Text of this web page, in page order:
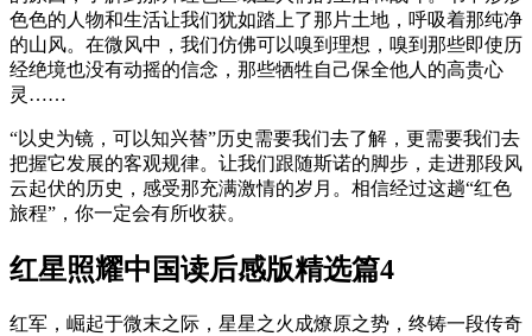
色色的人物和生活让我们犹如踏上了那片土地，呼吸着那纯净
的山风。在微风中，我们仿佛可以嗅到理想，嗅到那些即使历
经绝境也没有动摇的信念，那些牺牲自己保全他人的高贵心
灵……
“以史为镜，可以知兴替”历史需要我们去了解，更需要我们去
把握它发展的客观规律。让我们跟随斯诺的脚步，走进那段风
云起伏的历史，感受那充满激情的岁月。相信经过这趟“红色
旅程”，你一定会有所收获。
红星照耀中国读后感版精选篇4
红军，崛起于微末之际，星星之火成燎原之势，终铸一段传奇